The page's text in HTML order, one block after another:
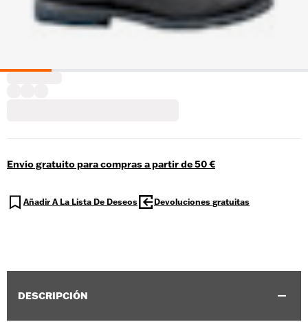
Envío gratuito para compras a partir de 50 €
Añadir A La Lista De Deseos Devoluciones gratuitas
DESCRIPCIÓN